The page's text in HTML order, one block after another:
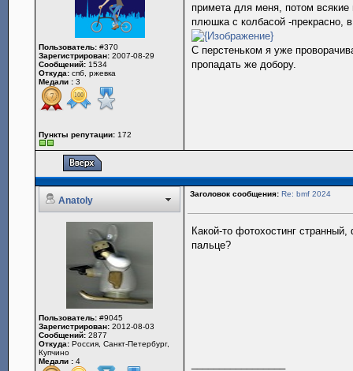
Пользователь: #370
Зарегистрирован: 2007-08-29
Сообщений: 1534
Откуда: спб, ржевка
Медали : 3
Пункты репутации: 172
примета для меня, потом
плюшка с колбасой -прекрасно,
С перстеньком я уже
пропадать же добору.
Anatoly
Заголовок сообщения: Re: bmf 2024
Пользователь: #9045
Зарегистрирован: 2012-08-03
Сообщений: 2877
Откуда: Россия, Санкт-Петербург,
Купчино
Медали : 4
Какой-то фотохостинг
пальце?